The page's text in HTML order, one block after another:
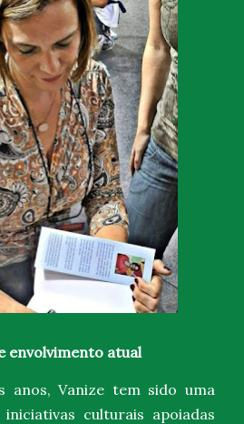
envolvimento atual
anos, Vanize tem sido uma
culturais apoiadas